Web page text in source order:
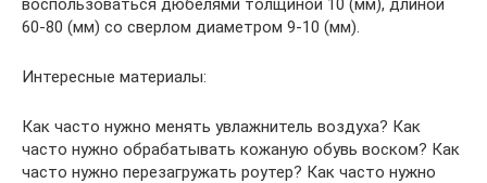
воспользоваться дюбелями толщиной 10 (мм), длиной
60-80 (мм) со сверлом диаметром 9-10 (мм).
Интересные материалы:
Как часто нужно менять увлажнитель воздуха? Как
часто нужно обрабатывать кожаную обувь воском? Как
часто нужно перезагружать роутер? Как часто нужно